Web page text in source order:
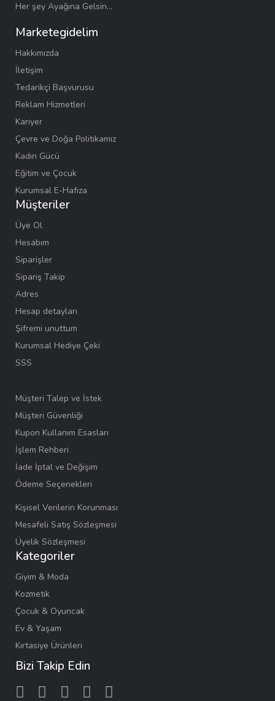
Her şey Ayağına Gelsin…
Marketegidelim
Hakkımızda
İletişim
Tedarikçi Başvurusu
Reklam Hizmetleri
Kariyer
Çevre ve Doğa Politikamız
Kadın Gücü
Eğitim ve Çocuk
Kurumsal E-Hafıza
Müşteriler
Üye Ol
Hesabım
Siparişler
Sipariş Takip
Adres
Hesap detayları
Şifremi unuttum
Kurumsal Hediye Çeki
SSS
Müşteri Talep ve İstek
Müşteri Güvenliği
Kupon Kullanım Esasları
İşlem Rehberi
İade İptal ve Değişim
Ödeme Seçenekleri
Kişisel Verilerin Korunması
Mesafeli Satış Sözleşmesi
Üyelik Sözleşmesi
Kategoriler
Giyim & Moda
Kozmetik
Çocuk & Oyuncak
Ev & Yaşam
Kırtasiye Ürünleri
Bizi Takip Edin